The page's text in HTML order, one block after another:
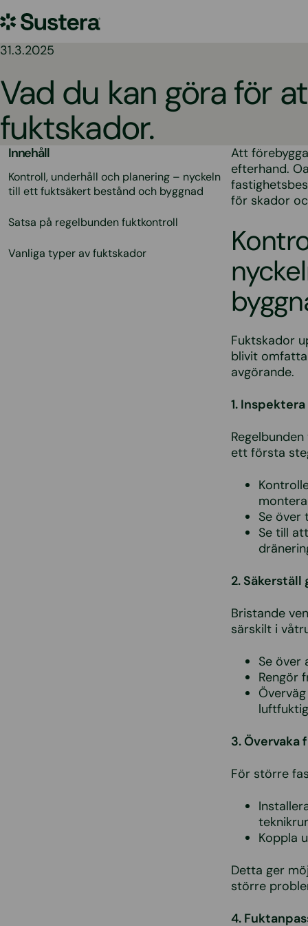
till
Sustera
Sweden
31.3.2025
Vad du kan göra för
fuktskador.
Innehåll
Kontroll, underhåll och planering – nyckeln
till ett fuktsäkert bestånd och byggnad
Satsa på regelbunden fuktkontroll
Vanliga typer av fuktskador
Att förebygga
efterhand.
för skador
Fuktskador
blivit
avgörande.
1.
ett första
Se över
Se till
2.
Bristande
särskilt i
Se över
Rengör
3. Övervaka
För större
Koppla
Detta ger
större
4.